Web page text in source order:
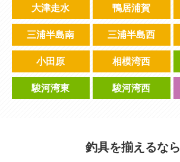
大津走水 鴨居浦賀
三浦半島南 三浦半島西
小田原 相模湾西
駿河湾東 駿河湾西
釣具を揃えるなら